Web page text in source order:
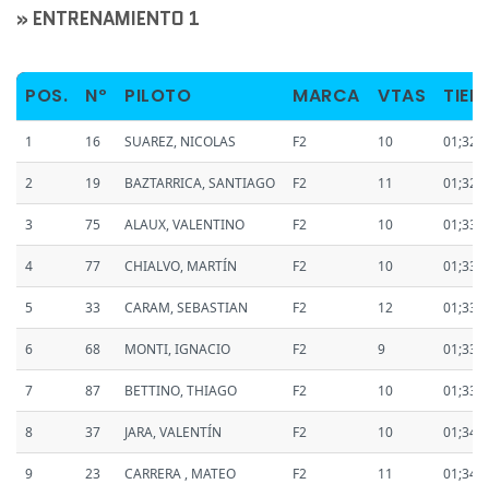
» ENTRENAMIENTO 1
POS. Nº PILOTO MARCA VTAS
1 16 SUAREZ, NICOLAS F2 10
2 19 BAZTARRICA, SANTIAGO F2 11
3 75 ALAUX, VALENTINO F2 10
4 77 CHIALVO, MARTÍN F2 10
5 33 CARAM, SEBASTIAN F2 12
6 68 MONTI, IGNACIO F2 9
7 87 BETTINO, THIAGO F2 10
8 37 JARA, VALENTÍN F2 10
9 23 CARRERA , MATEO F2 11